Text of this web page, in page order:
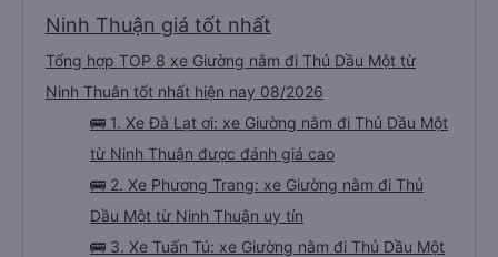
Ninh Thuận giá tốt nhất
Tổng hợp TOP 8 xe Giường nằm đi Thủ Dầu Một từ
Ninh Thuận tốt nhất hiện nay 08/2026
🚌 1. Xe Đà Lạt ơi: xe Giường nằm đi Thủ Dầu Một
từ Ninh Thuận được đánh giá cao
🚌 2. Xe Phương Trang: xe Giường nằm đi Thủ
Dầu Một từ Ninh Thuận uy tín
🚌 3. Xe Tuấn Tú: xe Giường nằm đi Thủ Dầu Một